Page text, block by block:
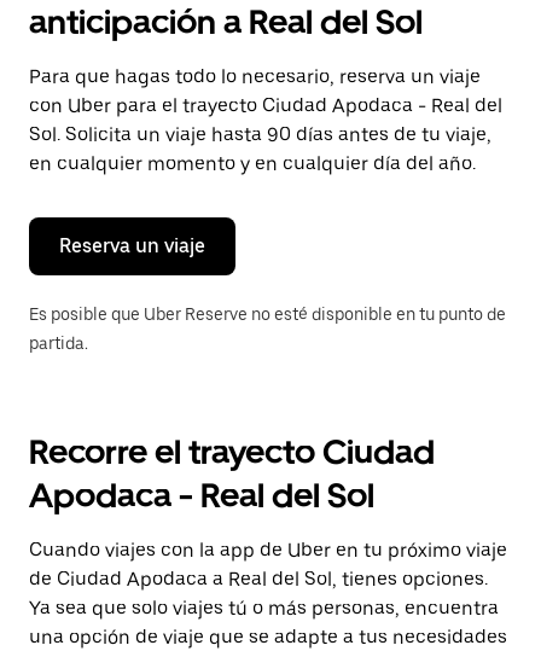
y
selecciona
una
fecha.
Presiona
la
tecla Esc
para
el
calendario.
anticipación a Real del Sol
Para que hagas todo lo necesario, reserva un viaje
con Uber para el trayecto Ciudad Apodaca - Real del
Sol. Solicita un viaje hasta 90 días antes de tu viaje,
en cualquier momento y en cualquier día del año.
Reserva un viaje
Es posible que Uber Reserve no esté disponible en tu punto de
partida.
Recorre el trayecto Ciudad
Apodaca - Real del Sol
Cuando viajes con la app de Uber en tu próximo viaje
de Ciudad Apodaca a Real del Sol, tienes opciones.
Ya sea que solo viajes tú o más personas, encuentra
una opción de viaje que se adapte a tus necesidades